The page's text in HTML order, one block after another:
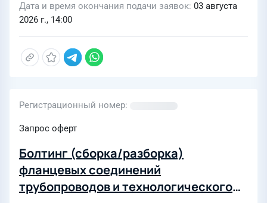
Дата и время окончания подачи заявок 03 августа
2026 г., 14:00
Регистрационный номер
Запрос оферт
Болтинг (сборка/разборка)
фланцевых соединений
трубопроводов и технологического